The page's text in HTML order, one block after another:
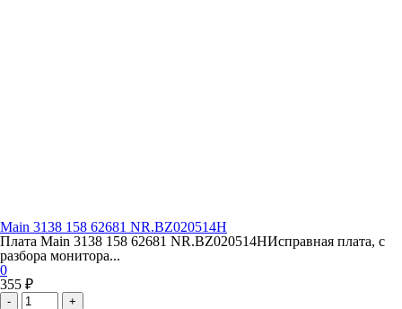
Main 3138 158 62681 NR.BZ020514H
Плата Main 3138 158 62681 NR.BZ020514HИсправная плата, с
разбора монитора...
0
355 ₽
- +